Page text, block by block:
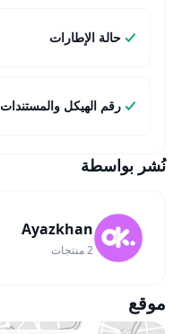
حالة الإطارات
رقم الهيكل والمستندات
نُشر بواسطة
Ayazkhan
2منتجات
موقع